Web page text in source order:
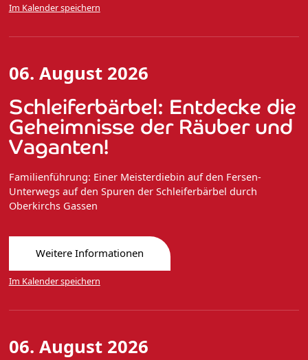
Im Kalender speichern
06. August 2026
Schleiferbärbel: Entdecke die
Geheimnisse der Räuber und
Vaganten!
Familienführung: Einer Meisterdiebin auf den Fersen-
Unterwegs auf den Spuren der Schleiferbärbel durch
Oberkirchs Gassen
Weitere Informationen
Im Kalender speichern
06. August 2026